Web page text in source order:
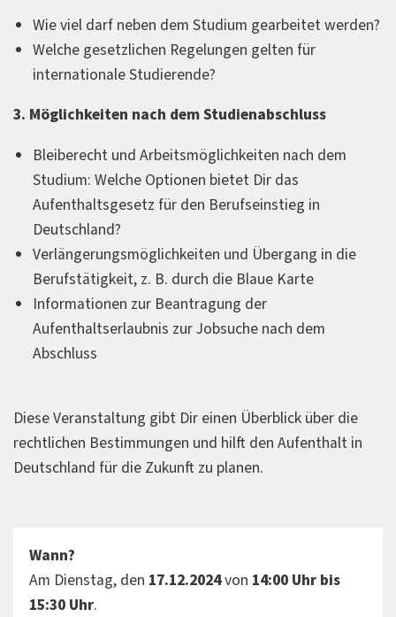
Wie viel darf neben dem Studium gearbeitet werden?
Welche gesetzlichen Regelungen gelten für
internationale Studierende?
3. Möglichkeiten nach dem Studienabschluss
Bleiberecht und Arbeitsmöglichkeiten nach dem
Studium: Welche Optionen bietet Dir das
Aufenthaltsgesetz für den Berufseinstieg in
Deutschland?
Verlängerungsmöglichkeiten und Übergang in die
Berufstätigkeit, z. B. durch die Blaue Karte
Informationen zur Beantragung der
Aufenthaltserlaubnis zur Jobsuche nach dem
Abschluss
Diese Veranstaltung gibt Dir einen Überblick über die
rechtlichen Bestimmungen und hilft den Aufenthalt in
Deutschland für die Zukunft zu planen.
Wann?
Am Dienstag, den 17.12.2024von 14:00 Uhr bis
15:30 Uhr.